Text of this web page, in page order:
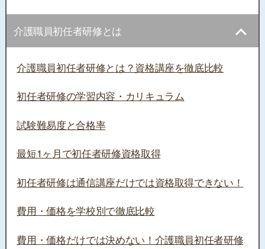
介護職員初任者研修とは
介護職員初任者研修とは？資格講座を徹底比較
初任者研修の学習内容・カリキュラム
試験難易度と合格率
最短1ヶ月で初任者研修資格取得
初任者研修は通信講座だけでは資格取得できない！
費用・価格を学校別で徹底比較
費用・価格だけでは決めない！介護職員初任者研修